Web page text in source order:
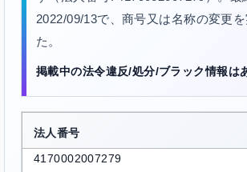
2022/09/13で、商号又は名称の変更
た。
掲載中の法令違反/処分/ブラック情報は
法人番号
4170002007279